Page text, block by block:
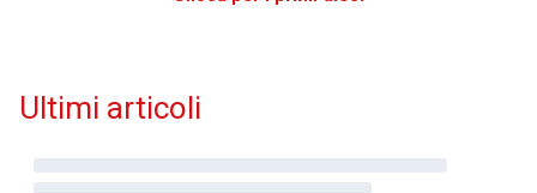
Ultimi articoli